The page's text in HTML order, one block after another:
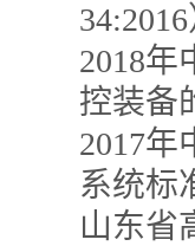
2018年
控装备
2017年
系统标
山东省